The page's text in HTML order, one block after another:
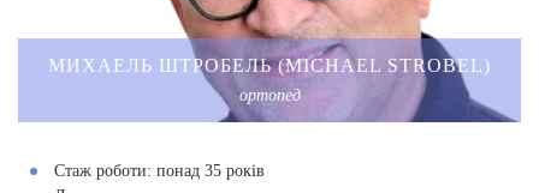
МИХАЕЛЬ ШТРОБЕЛЬ (MICHAEL STROBEL)
ортопед
Стаж роботи: понад 35 років